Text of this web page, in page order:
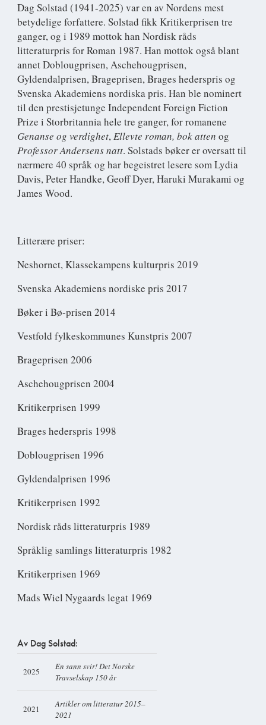
Dag Solstad (1941-2025) var en av Nordens mest
betydelige forfattere. Solstad fikk Kritikerprisen tre
ganger, og i 1989 mottok han Nordisk råds
litteraturpris for Roman 1987. Han mottok også blant
annet Doblougprisen, Aschehougprisen,
Gyldendalprisen, Brageprisen, Brages hederspris og
Svenska Akademiens nordiska pris. Han ble nominert
til den prestisjetunge Independent Foreign Fiction
Prize i Storbritannia hele tre ganger, for romanene
Genanse og verdighet,Ellevte roman, bok atten og
Professor Andersens natt. Solstads bøker er oversatt til
nærmere 40 språk og har begeistret lesere som Lydia
Davis, Peter Handke, Geoff Dyer, Haruki Murakami og
James Wood.
Litterære priser:
Neshornet, Klassekampens kulturpris 2019
Svenska Akademiens nordiske pris 2017
Bøker i Bø-prisen 2014
Vestfold fylkeskommunes Kunstpris 2007
Brageprisen 2006
Aschehougprisen 2004
Kritikerprisen 1999
Brages hederspris 1998
Doblougprisen 1996
Gyldendalprisen 1996
Kritikerprisen 1992
Nordisk råds litteraturpris 1989
Språklig samlings litteraturpris 1982
Kritikerprisen 1969
Mads Wiel Nygaards legat 1969
Av Dag Solstad:
2025
En sann svir! Det Norske
Travselskap 150 år
2021
Artikler om litteratur 2015–
2021